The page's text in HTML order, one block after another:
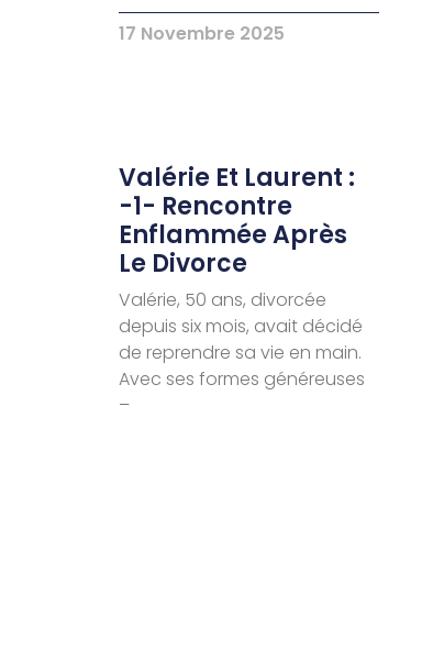
17 Novembre 2025
Valérie Et Laurent :
-1- Rencontre
Enflammée Après
Le Divorce
Valérie, 50 ans, divorcée
depuis six mois, avait décidé
de reprendre sa vie en main.
Avec ses formes généreuses
–